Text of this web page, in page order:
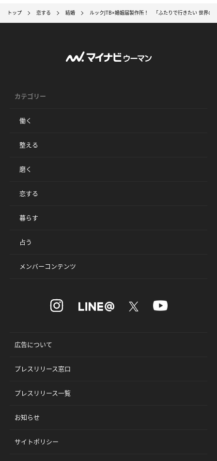
トップ 恋する 結婚 ルックJTB×婚姻届製作所！ 「ふたりで行きたい 世界の
カテゴリー
働く
整える
磨く
恋する
暮らす
占う
メンバーコンテンツ
広告について
プレスリリース窓口
プレスリリース一覧
お知らせ
サイトポリシー